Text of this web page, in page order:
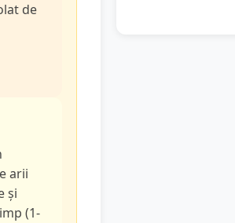
de
arii
și
(1-